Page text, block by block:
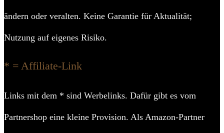
ändern oder veralten. Keine Garantie für Aktualität;
Nutzung auf eigenes Risiko.
* = Affiliate-Link
Links mit dem * sind Werbelinks. Dafür gibt es vom
Partnershop eine kleine Provision. Als Amazon-Partner